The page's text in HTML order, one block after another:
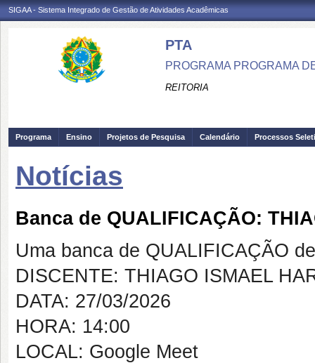
SIGAA - Sistema Integrado de Gestão de Atividades Acadêmicas
PTA
PROGRAMA PROGRAMA
REITORIA
Programa Ensino Projetos de Pesquisa Calendário Processos
Notícias
Banca de QUALIFICAÇÃO:
Uma banca de QUALIFICAÇÃO
DISCENTE: THIAGO ISMAEL
DATA: 27/03/2026
HORA: 14:00
LOCAL: Google Meet